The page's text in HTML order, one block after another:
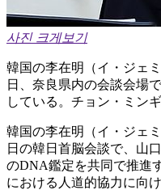
사진 크게보기
韓国の李在明（イ・ジェ
日、奈良県内の会談会場
している。チョン・ミン
韓国の李在明（イ・ジェ
日の韓日首脳会談で、山
のDNA鑑定を共同で推進
における人道的協力に向